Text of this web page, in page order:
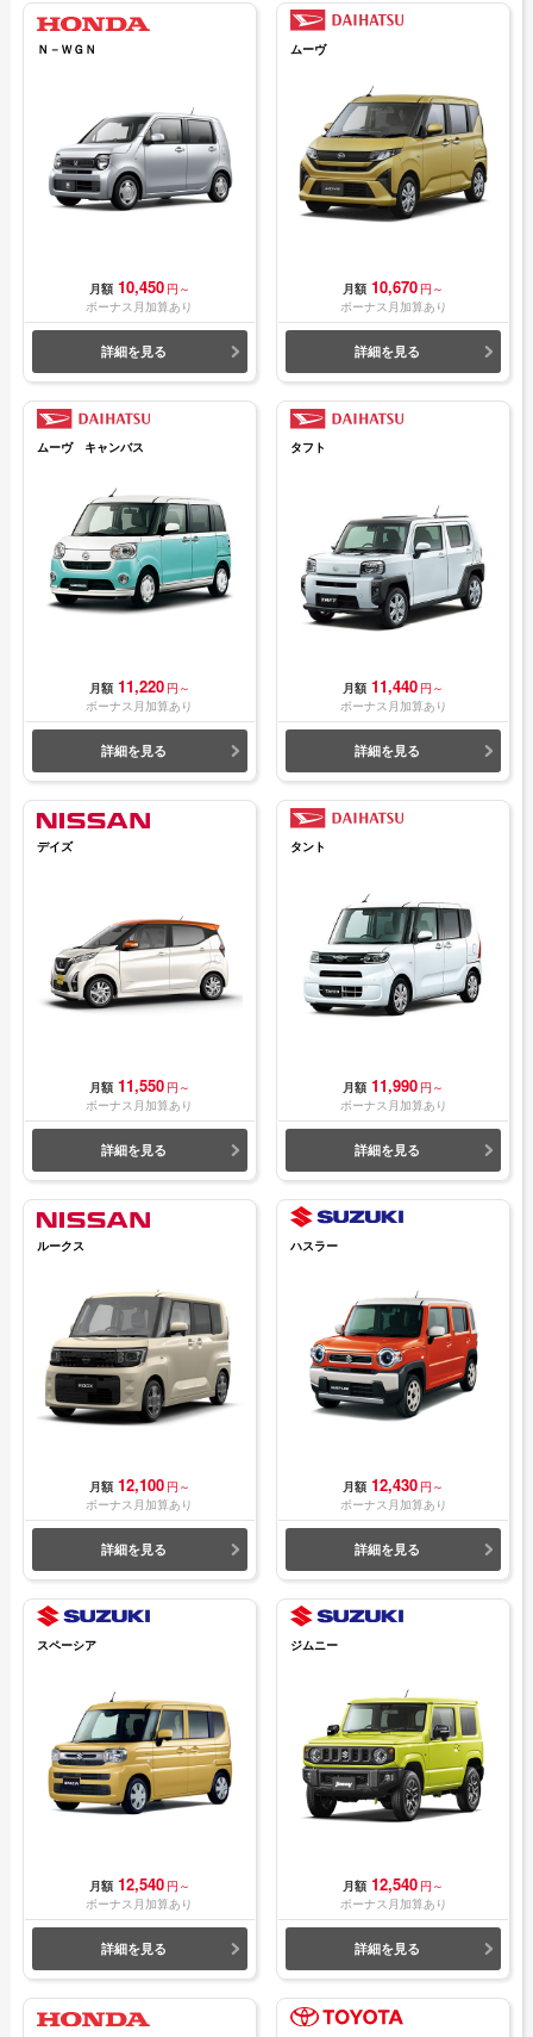
Ｎ－ＷＧＮ
月額 10,450 円～
ボーナス月加算あり
詳細を見る
ムーヴ
月額 10,670 円～
ボーナス月加算あり
詳細を見る
ムーヴ キャンバス
月額 11,220 円～
ボーナス月加算あり
詳細を見る
タフト
月額 11,440 円～
ボーナス月加算あり
詳細を見る
デイズ
月額 11,550 円～
ボーナス月加算あり
詳細を見る
タント
月額 11,990 円～
ボーナス月加算あり
詳細を見る
ルークス
月額 12,100 円～
ボーナス月加算あり
詳細を見る
ハスラー
月額 12,430 円～
ボーナス月加算あり
詳細を見る
スペーシア
月額 12,540 円～
ボーナス月加算あり
詳細を見る
ジムニー
月額 12,540 円～
ボーナス月加算あり
詳細を見る